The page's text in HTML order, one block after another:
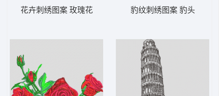
花卉刺绣图案 玫瑰花 豹纹刺绣图案 豹头